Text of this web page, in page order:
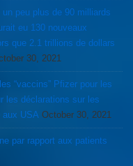
peu plus de 90 milliards
eu 130 nouveaux
que 2.1 trillions de dollars
30, 2021
“vaccins” Pfizer pour les
les déclarations sur les
aux USA October 30, 2021
par rapport aux patients